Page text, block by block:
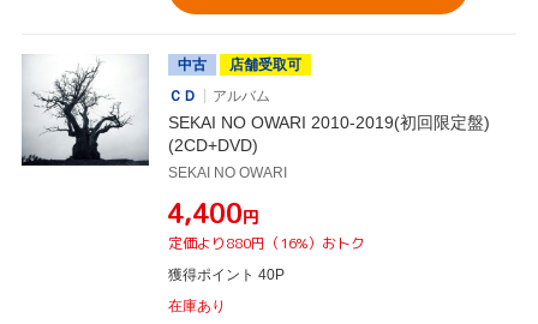
中古
店舗受取可
ＣＤ
アルバム
SEKAI NO OWARI 2010-2019(初回限定盤)
(2CD+DVD)
SEKAI NO OWARI
¥4,400円
定価より880円（16%）おトク
獲得ポイント 40P
在庫あり